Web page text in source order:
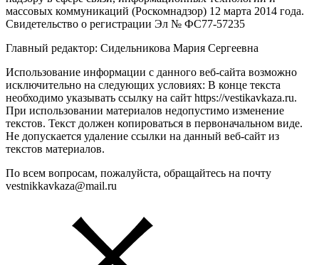
массовых коммуникаций (Роскомнадзор) 12 марта 2014 года.
Свидетельство о регистрации Эл № ФС77-57235
Главный редактор: Сидельникова Мария Сергеевна
Использование информации с данного веб-сайта возможно
исключительно на следующих условиях: В конце текста
необходимо указывать ссылку на сайт https://vestikavkaza.ru.
При использовании материалов недопустимо изменение
текстов. Текст должен копироваться в первоначальном виде.
Не допускается удаление ссылки на данный веб-сайт из
текстов материалов.
По всем вопросам, пожалуйста, обращайтесь на почту
vestnikkavkaza@mail.ru